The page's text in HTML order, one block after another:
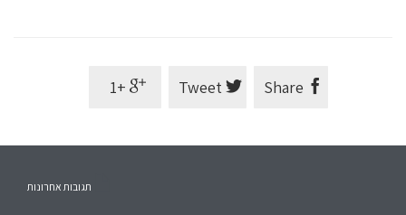

Share

Tweet

+1
תגובות אחרונות